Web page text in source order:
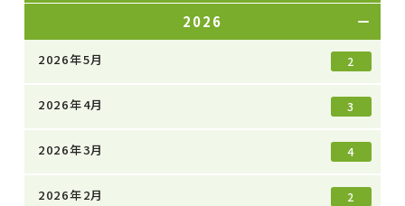
2026
2026年5月 2
2026年4月 3
2026年3月 4
2026年2月 2